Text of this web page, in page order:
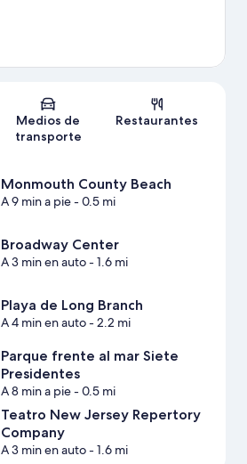
Sección del mapa
Medios de
transporte
Restaurantes
Monmouth County Beach
A 9 min a pie- 0.5 mi
Broadway Center
A 3 min en auto- 1.6 mi
Playa de Long Branch
A 4 min en auto- 2.2 mi
Parque frente al mar Siete
Presidentes
A 8 min a pie- 0.5 mi
Teatro New Jersey Repertory
Company
A 3 min en auto- 1.6 mi